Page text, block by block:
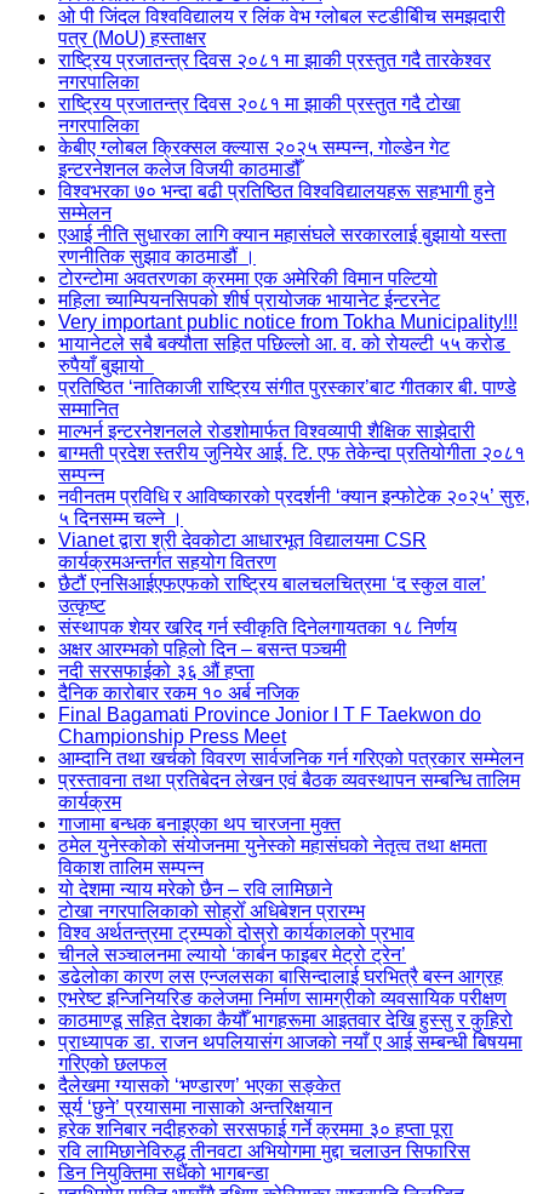
ओ पी जिंदल विश्वविद्यालय र लिंक वेभ ग्लोबल स्टडीबीिच समझदारी
पत्र (MoU) हस्ताक्षर
राष्ट्रिय प्रजातन्त्र दिवस २०८१ मा झाकी प्रस्तुत गदै तारकेश्वर
नगरपालिका
राष्ट्रिय प्रजातन्त्र दिवस २०८१ मा झाकी प्रस्तुत गदै टोखा
नगरपालिका
केबीए ग्लोबल क्रिक्सल क्ल्यास २०२५ सम्पन्न, गोल्डेन गेट
इन्टरनेशनल कलेज विजयी काठमाडौँ
विश्वभरका ७० भन्दा बढी प्रतिष्ठित विश्वविद्यालयहरू सहभागी हुने
सम्मेलन
एआई नीति सुधारका लागि क्यान महासंघले सरकारलाई बुझायो यस्ता
रणनीतिक सुझाव काठमाडौं ।
टोरन्टोमा अवतरणका क्रममा एक अमेरिकी विमान पल्टियो
महिला च्याम्पियनसिपको शीर्ष प्रायोजक भायानेट ईन्टरनेट
Very important public notice from Tokha Municipality!!!
भायानेटले सबै बक्यौता सहित पछिल्लो आ. व. को रोयल्टी ५५ करोड
रुपैयाँ बुझायो
प्रतिष्ठित ‘नातिकाजी राष्ट्रिय संगीत पुरस्कार’बाट गीतकार बी. पाण्डे
सम्मानित
माल्भर्न इन्टरनेशनलले रोडशोमार्फत विश्वव्यापी शैक्षिक साझेदारी
बाग्मती प्रदेश स्तरीय जुनियेर आई. टि. एफ तेकेन्दा प्रतियोगीता २०८१
सम्पन्न
नवीनतम प्रविधि र आविष्कारको प्रदर्शनी ‘क्यान इन्फोटेक २०२५’ सुरु,
५ दिनसम्म चल्ने ।
Vianet द्वारा श्री देवकोटा आधारभूत विद्यालयमा CSR
कार्यक्रमअन्तर्गत सहयोग वितरण
छैटौं एनसिआईएफएफको राष्ट्रिय बालचलचित्रमा ‘द स्कुल वाल’
उत्कृष्ट
संस्थापक शेयर खरिद गर्न स्वीकृति दिनेलगायतका १८ निर्णय
अक्षर आरम्भको पहिलो दिन – बसन्त पञ्चमी
नदी सरसफाईको ३६ औं हप्ता
दैनिक कारोबार रकम १० अर्ब नजिक
Final Bagamati Province Jonior I T F Taekwon do
Championship Press Meet
आम्दानि तथा खर्चको विवरण सार्वजनिक गर्न गरिएको पत्रकार सम्मेलन
प्रस्तावना तथा प्रतिबेदन लेखन एवं बैठक व्यवस्थापन सम्बन्धि तालिम
कार्यक्रम
गाजामा बन्धक बनाइएका थप चारजना मुक्त
ठमेल युनेस्कोको संयोजनमा युनेस्को महासंघको नेतृत्व तथा क्षमता
विकाश तालिम सम्पन्न
यो देशमा न्याय मरेको छैन – रवि लामिछाने
टोखा नगरपालिकाको सोह्रोँ अधिबेशन प्रारम्भ
विश्व अर्थतन्त्रमा ट्रम्पको दोस्रो कार्यकालको प्रभाव
चीनले सञ्चालनमा ल्यायो ‘कार्बन फाइबर मेट्रो ट्रेन’
डढेलोका कारण लस एन्जलसका बासिन्दालाई घरभित्रै बस्न आग्रह
एभरेष्ट इन्जिनियरिङ कलेजमा निर्माण सामग्रीको व्यवसायिक परीक्षण
काठमाण्डू सहित देशका कैयौँ भागहरूमा आइतवार देखि हुस्सु र कुहिरो
प्राध्यापक डा. राजन थपलियासंग आजको नयाँ ए आई सम्बन्धी बिषयमा
गरिएको छलफल
दैलेखमा ग्यासको ‘भण्डारण’ भएका सङ्केत
सूर्य ‘छुने’ प्रयासमा नासाको अन्तरिक्षयान
हरेक शनिबार नदीहरुको सरसफाई गर्ने क्रममा ३० हप्ता पूरा
रवि लामिछानेविरुद्ध तीनवटा अभियोगमा मुद्दा चलाउन सिफारिस
डिन नियुक्तिमा सधैंको भागबन्डा